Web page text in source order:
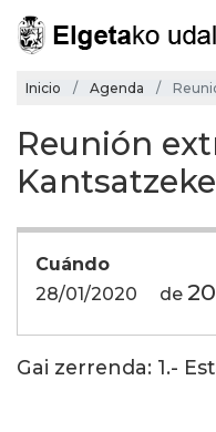
Inicio Agenda
Reunión
Kantsatzeke
Cuándo
28/01/2020
de
Gai zerrenda: 1.-